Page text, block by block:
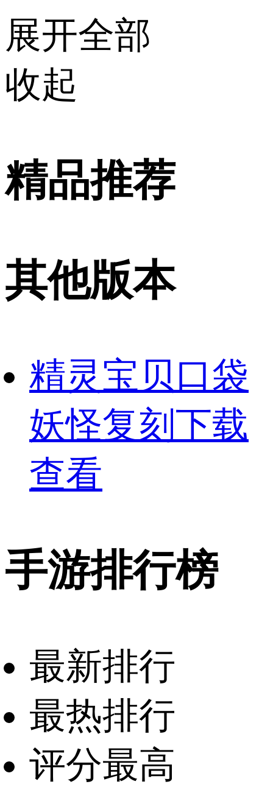
展开全部
收起
精品推荐
其他版本
精灵宝贝口袋
妖怪复刻下载
查看
手游排行榜
最新排行
最热排行
评分最高